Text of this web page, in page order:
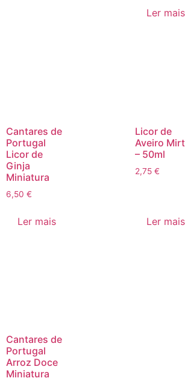
Ler mais
Cantares de
Portugal
Licor de
Ginja
Miniatura
6,50 €
Ler mais
Licor de
Aveiro
– 50ml
2,75 €
Ler mais
Cantares de
Portugal
Arroz Doce
Miniatura